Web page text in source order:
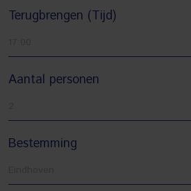
Terugbrengen (Tijd)
Aantal personen
Bestemming